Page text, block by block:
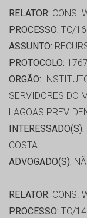
RELATOR: CONS.
PROCESSO: TC/
ASSUNTO:
PROTOCOLO:
ORGÃO:
SERVIDORES DO
LAGOAS
INTERESSADO(S):
COSTA
ADVOGADO(S):
RELATOR: CONS.
PROCESSO: TC/